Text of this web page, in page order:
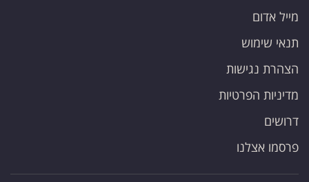
מייל אדום
תנאי שימוש
הצהרת נגישות
מדיניות הפרטיות
דרושים
פרסמו אצלנו